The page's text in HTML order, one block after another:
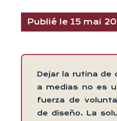
Publié le 15 mai
Dejar la rutina de
a medias no es
fuerza de
de diseño. La